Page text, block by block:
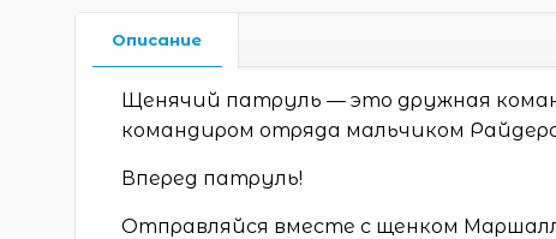
Описание
Щенячий патруль — это дружная
командиром отряда мальчиком
Вперед патруль!
Отправляйся вместе с щенком